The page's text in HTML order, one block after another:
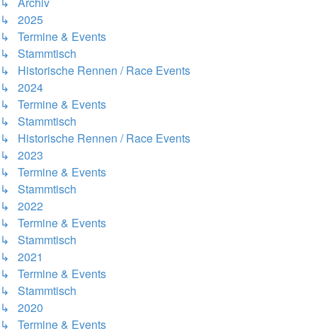
↳ 2025
↳ Termine & Events
↳ Stammtisch
↳ Historische Rennen / Race Events
↳ 2024
↳ Termine & Events
↳ Stammtisch
↳ Historische Rennen / Race Events
↳ 2023
↳ Termine & Events
↳ Stammtisch
↳ 2022
↳ Termine & Events
↳ Stammtisch
↳ 2021
↳ Termine & Events
↳ Stammtisch
↳ 2020
↳ Termine & Events